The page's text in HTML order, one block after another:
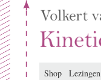
Shop Lezingen